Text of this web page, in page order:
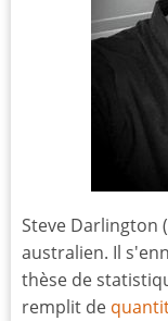
Steve Darlington
australien. Il
thèse de
remplit de